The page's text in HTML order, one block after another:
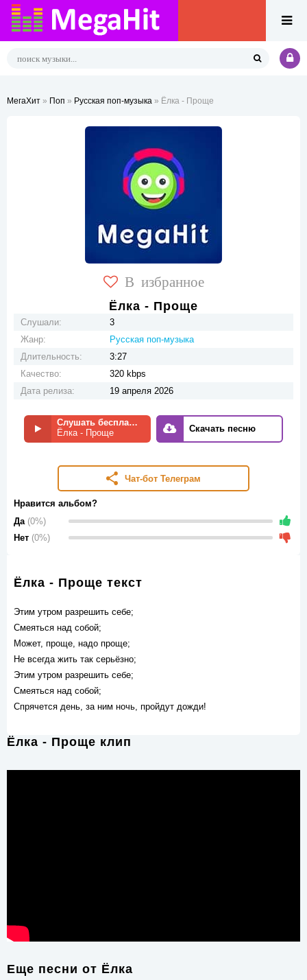
МегаХит » Поп » Русская поп-музыка » Ёлка - Проще
В избранное
Ёлка - Проще
Слушали:
3
Жанр:
Русская поп-музыка
Длительность:
3:27
Качество:
320 kbps
Дата релиза:
19 апреля 2026
Слушать бесплатно
Ёлка - Проще
Скачать песню
Чат-бот Телеграм
Нравится альбом?
Да (0%)
Нет (0%)
Ёлка - Проще текст
Этим утром разрешить себе;
Смеяться над собой;
Может, проще, надо проще;
Не всегда жить так серьёзно;
Этим утром разрешить себе;
Смеяться над собой;
Спрячется день, за ним ночь, пройдут дожди!
Ёлка - Проще клип
Еще песни от Ёлка